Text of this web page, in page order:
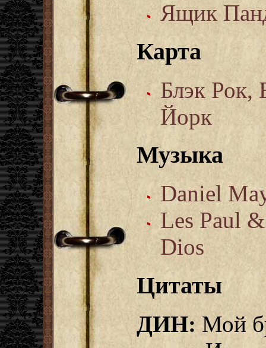
Ящик
Карта
Блэк Рок,
Йорк
Музыка
Daniel
Les Paul
Dios
Цитаты
ДИН: Мой